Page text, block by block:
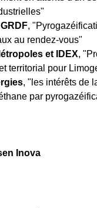
,
au rendez-vous"
et IDEX,
territorial pour
, "les intérêts de
par
Inova